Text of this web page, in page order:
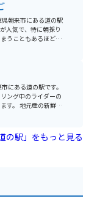
を楽しむことができ
は、緑豊かな田園風
エリアです。特に、
景を見せてくれま
辺エリアを巡ってみ
朝来市にある道の駅
人気で、特に朝採り
うこともあるほどで
す。また、周辺には
しており、ツーリン
るのはもちろんのこ
です。
にある道の駅です。
ング中のライダーの
新鮮な
があり、特産の「播
使った料理を楽しむ
使った料理は絶品で
原不動滝」がありま
価値があります。ま
自然に囲まれた「フ
の駅」をもっと見る